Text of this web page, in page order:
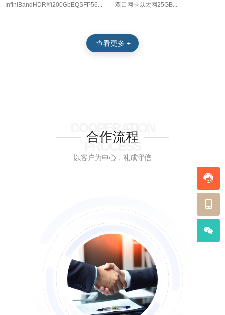
InfiniBandHDR和200GbEQSFP56... 双口网卡以太网25GB...
查看更多 +
合作流程
COOPERATION
PROCESS
以客户为中心，礼成守信